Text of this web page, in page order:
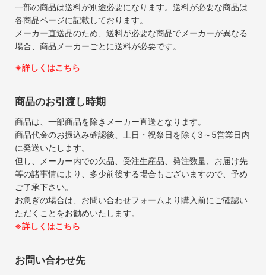
一部の商品は送料が別途必要になります。送料が必要な商品は
各商品ページに記載しております。
メーカー直送品のため、送料が必要な商品でメーカーが異なる
場合、商品メーカーごとに送料が必要です。
※詳しくはこちら
商品のお引渡し時期
商品は、一部商品を除きメーカー直送となります。
商品代金のお振込み確認後、土日・祝祭日を除く3～5営業日内
に発送いたします。
但し、メーカー内での欠品、受注生産品、発注数量、お届け先
等の諸事情により、多少前後する場合もございますので、予め
ご了承下さい。
お急ぎの場合は、お問い合わせフォームより購入前にご確認い
ただくことをお勧めいたします。
※詳しくはこちら
お問い合わせ先